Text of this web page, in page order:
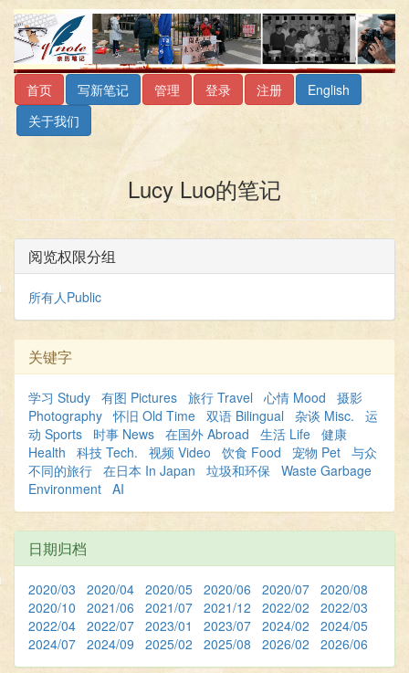
首页 写新笔记 管理 登录 注册
English
关于我们
Lucy Luo的笔记
阅览权限分组
所有人Public
关键字
学习 Study 有图 Pictures 旅行 Travel 心情 Mood 摄影
Photography怀旧 Old Time 双语 Bilingual 杂谈 Misc. 运
动 Sports 时事 News 在国外 Abroad 生活 Life 健康
Health 科技 Tech. 视频 Video 饮食 Food 宠物 Pet 与众
不同的旅行 在日本 In Japan 垃圾和环保 Waste Garbage
Environment AI
日期归档
2020/03 2020/04 2020/05 2020/06 2020/07 2020/08
2020/10 2021/06 2021/07 2021/12 2022/02 2022/03
2022/04 2022/07 2023/01 2023/07 2024/02 2024/05
2024/07 2024/09 2025/02 2025/08 2026/02 2026/06